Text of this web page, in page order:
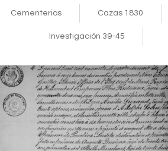
Cementerios Cazas 1830
Investigación 39-45